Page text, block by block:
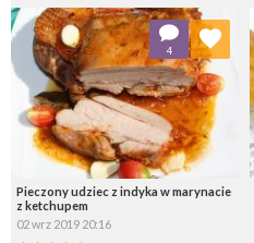
Pieczony udziec z indyka w marynacie
z ketchupem
02 wrz 2019 20:16
4
Dodaj do ulubionych
Wybierz listę: